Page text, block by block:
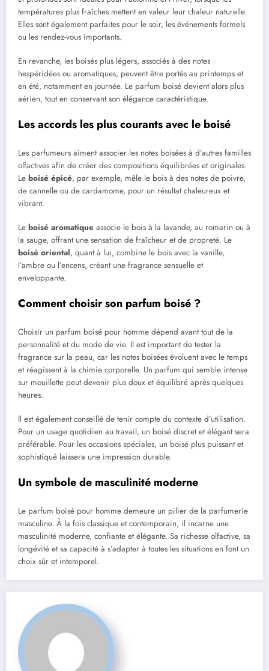
températures plus fraîches mettent en valeur leur chaleur naturelle.
Elles sont également parfaites pour le soir, les événements formels
ou les rendez-vous importants.
En revanche, les boisés plus légers, associés à des notes
hespéridées ou aromatiques, peuvent être portés au printemps et
en été, notamment en journée. Le parfum boisé devient alors plus
aérien, tout en conservant son élégance caractéristique.
Les accords les plus courants avec le boisé
Les parfumeurs aiment associer les notes boisées à d’autres familles
olfactives afin de créer des compositions équilibrées et originales.
Le boisé épicé, par exemple, mêle le bois à des notes de poivre,
de cannelle ou de cardamome, pour un résultat chaleureux et
vibrant.
Le boisé aromatique associe le bois à la lavande, au romarin ou à
la sauge, offrant une sensation de fraîcheur et de propreté. Le
boisé oriental, quant à lui, combine le bois avec la vanille,
l’ambre ou l’encens, créant une fragrance sensuelle et
enveloppante.
Comment choisir son parfum boisé ?
Choisir un parfum boisé pour homme dépend avant tout de la
personnalité et du mode de vie. Il est important de tester la
fragrance sur la peau, car les notes boisées évoluent avec le temps
et réagissent à la chimie corporelle. Un parfum qui semble intense
sur mouillette peut devenir plus doux et équilibré après quelques
heures.
Il est également conseillé de tenir compte du contexte d’utilisation.
Pour un usage quotidien au travail, un boisé discret et élégant sera
préférable. Pour les occasions spéciales, un boisé plus puissant et
sophistiqué laissera une impression durable.
Un symbole de masculinité moderne
Le parfum boisé pour homme demeure un pilier de la parfumerie
masculine. À la fois classique et contemporain, il incarne une
masculinité moderne, confiante et élégante. Sa richesse olfactive, sa
longévité et sa capacité à s’adapter à toutes les situations en font un
choix sûr et intemporel.